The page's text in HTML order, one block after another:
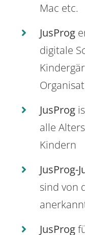
Mac etc.
JusProg
digitale
JusProg
alle
Kindern
JusProg-
sind von
JusProg